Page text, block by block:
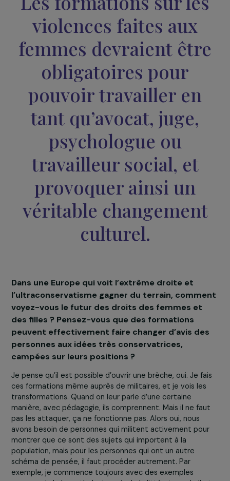
dangereux, car il repose sur des concepts dépassés qui
minimisent la gravité des violences faites aux femmes.
Le vocabulaire employé est aussi très important :la
justice a encore employé le terme de « conflictualité
et non celui de « violence ». Cela crée une inversion
responsabilitéset placent les femmes en tant que
fautives qui auraient incité l’homme à commettre
le meurtrier en tant victime accablée par le contexte
familial. Dans un autre cas, un jeune homme qui a tué
père pour défendre sa mère victime de violences a été
déclaré libre. On observe donc des décisions judiciaires
incohérentes qui reflètent les biais structurels du
Les formations sur
violences faites aux
obligatoires pour
pouvoir travailler en
tant qu’avocat, juge,
psychologue ou
travailleur social, et
provoquer ainsi un
véritable
culturel.